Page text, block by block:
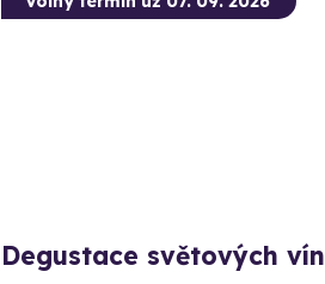
Degustace světových vín